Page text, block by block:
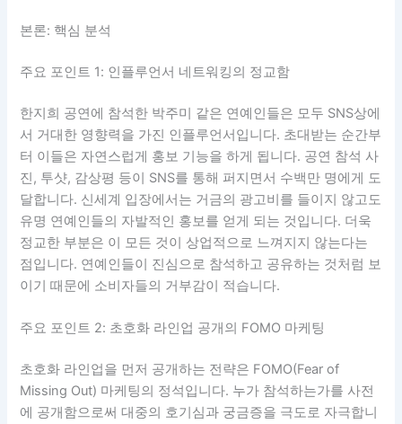
본론: 핵심 분석
주요 포인트 1: 인플루언서 네트워킹의 정교함
한지희 공연에 참석한 박주미 같은 연예인들은 모두 SNS상에
서 거대한 영향력을 가진 인플루언서입니다. 초대받는 순간부
터 이들은 자연스럽게 홍보 기능을 하게 됩니다. 공연 참석 사
진, 투샷, 감상평 등이 SNS를 통해 퍼지면서 수백만 명에게 도
달합니다. 신세계 입장에서는 거금의 광고비를 들이지 않고도
유명 연예인들의 자발적인 홍보를 얻게 되는 것입니다. 더욱
정교한 부분은 이 모든 것이 상업적으로 느껴지지 않는다는
점입니다. 연예인들이 진심으로 참석하고 공유하는 것처럼 보
이기 때문에 소비자들의 거부감이 적습니다.
주요 포인트 2: 초호화 라인업 공개의 FOMO 마케팅
초호화 라인업을 먼저 공개하는 전략은 FOMO(Fear of
Missing Out) 마케팅의 정석입니다. 누가 참석하는가를 사전
에 공개함으로써 대중의 호기심과 궁금증을 극도로 자극합니